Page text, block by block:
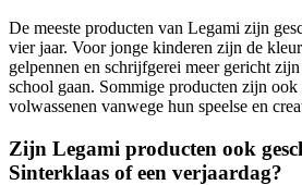
De meeste producten van Legami zijn
vier jaar. Voor jonge kinderen zijn de
gelpennen en schrijfgerei meer gericht
school gaan. Sommige producten zijn
volwassenen vanwege hun speelse en
Zijn Legami producten ook
Sinterklaas of een verjaardag?